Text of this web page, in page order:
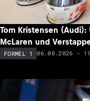
Tom Kristensen
McLaren und
FORMEL 1 06.08.2026 -